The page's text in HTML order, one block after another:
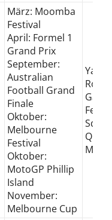
März: Moomba
Festival
April: Formel 1
Grand Prix
September:
Australian
Football Grand
Finale
Oktober:
Melbourne
Festival
Oktober:
MotoGP Phillip
Island
November:
Melbourne Cup
Yarra
Markt